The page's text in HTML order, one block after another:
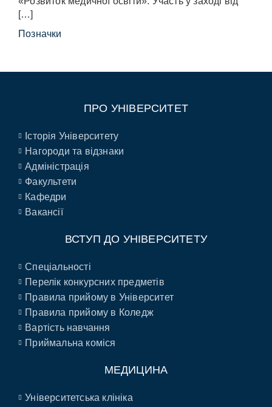
[…]
Позначки
ПРО УНІВЕРСИТЕТ
Історія Університету
Нагороди та відзнаки
Адміністрація
Факультети
Кафедри
Вакансії
ВСТУП ДО УНІВЕРСИТЕТУ
Спеціальності
Перелік конкурсних предметів
Правила прийому в Університет
Правила прийому в Коледж
Вартість навчання
Приймальна коміся
МЕДИЦИНА
Університетська клініка